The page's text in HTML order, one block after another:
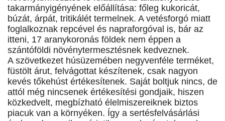
takarmányigényének előállítása: főleg kukoricát,
búzát, árpát, tritikálét termelnek. A vetésforgó miatt
foglalkoznak repcével és napraforgóval is, bár az
itteni, 17 aranykoronás földek nem éppen a
szántóföldi növénytermesztésnek kedveznek.
A szövetkezet húsüzemében negyvenféle terméket,
füstölt árut, felvágottat készítenek, csak nagyon
kevés tőkehúst értékesítenek. Saját boltjuk nincs, de
attól még nincsenek értékesítési gondjaik, hiszen
közkedvelt, megbízható élelmiszereiknek biztos
piacuk van a környéken. Így a sertésfelvásárlási